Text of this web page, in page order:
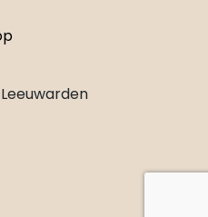
Leeuwarden